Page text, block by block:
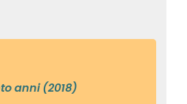
anni (2018)